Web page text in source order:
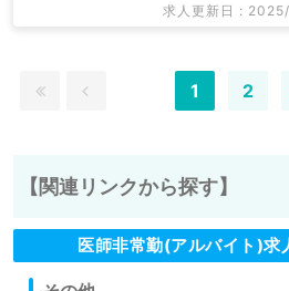
求人更新日 :
1 2
【関連リンクから探す】
医師非常勤(アルバイト)求